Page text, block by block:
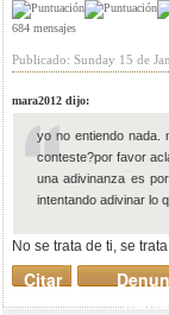
684 mensajes
Publicado: Sunday 15 de
mara2012 dijo:
yo no entiendo nada.
conteste?por favor
una adivinanza es
intentando adivinar lo
No se trata de ti, se
Citar